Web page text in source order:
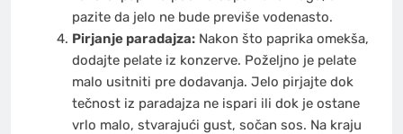
pazite da jelo ne bude previše vodenasto.
Pirjanje paradajza:Nakon što paprika omekša,
dodajte pelate iz konzerve. Poželjno je pelate
malo usitniti pre dodavanja. Jelo pirjajte dok
tečnost iz paradajza ne ispari ili dok je ostane
vrlo malo, stvarajući gust, sočan sos. Na kraju